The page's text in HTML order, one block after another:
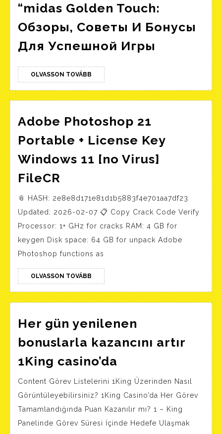
“midas Golden Touch:
Обзоры, Советы И Бонусы
Для Успешной Игры
Обзоры,
Советы
Для
OLVASSON TOVÁBB OLVASSON
TOVÁBB
Adobe Photoshop 21
Portable + License Key
Windows 11 [no Virus]
FileCR
21
Portable
License
Windows
11
Virus]
FileCR
📎 HASH: 2e8e8d171e81d1b5883f4e701aa7df23
Updated: 2026-02-07 📋 Copy Crack Code Verify
Processor: 1+ GHz for cracks RAM: 4 GB for
keygen Disk space: 64 GB for unpack Adobe
Photoshop functions as
OLVASSON TOVÁBB OLVASSON
TOVÁBB
Her gün yenilenen
bonuslarla kazancını artır
1King casino’da
yenilenen
bonuslarla
kazancını
Content Görev Listelerini 1King Üzerinden Nasıl
Görüntüleyebilirsiniz? 1King Casino’da Her Görev
Tamamlandığında Puan Kazanılır mı? 1 – King
Panelinde Görev Süresi İçinde Hedefe Ulaşmak